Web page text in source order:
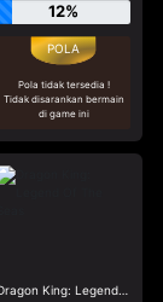
12%
Pola tidak tersedia !
Tidak disarankan bermain
di game ini
Dragon King: Legend Of The Seas